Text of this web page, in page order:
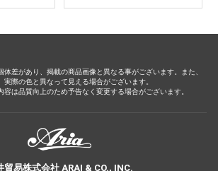
差があり、掲載の商品画像と異なる事がございます。また、
際の色と異なって見える場合がございます。
は品質向上のため予告なく変更する場合がございます。
貿易株式会社 ARAI & CO., INC.